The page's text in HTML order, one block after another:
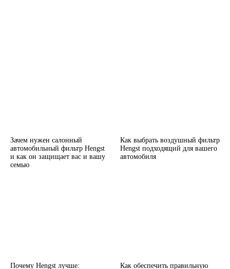
Зачем нужен салонный
автомобильный фильтр Hengst
и как он защищает вас и вашу
семью
Как выбрать воздушный фильтр
Hengst подходящий для вашего
автомобиля
Почему Hengst лучше: Как обеспечить правильную